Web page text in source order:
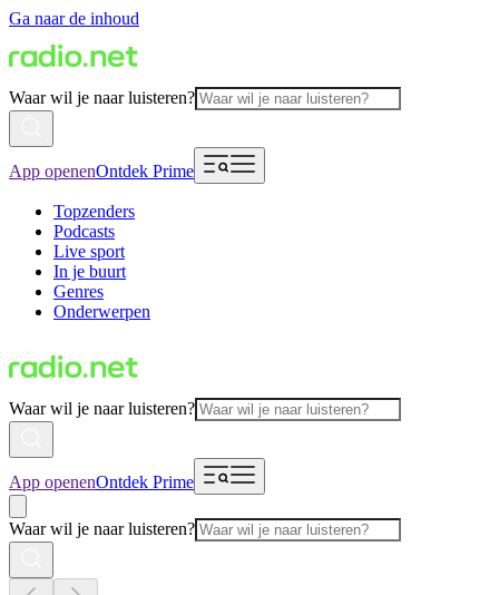
Ga naar de inhoud
Waar wil je naar luisteren?
App openenOntdek Prime
Topzenders
Podcasts
Live sport
In je buurt
Genres
Onderwerpen
Waar wil je naar luisteren?
App openenOntdek Prime
Waar wil je naar luisteren?